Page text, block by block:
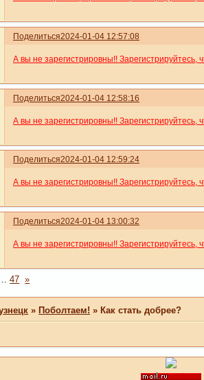
Поделиться2024-01-04 12:57:08
А вы не зарегистрировны!! Зарегистрируйтесь,
Поделиться2024-01-04 12:58:16
А вы не зарегистрировны!! Зарегистрируйтесь,
Поделиться2024-01-04 12:59:24
А вы не зарегистрировны!! Зарегистрируйтесь,
Поделиться2024-01-04 13:00:32
А вы не зарегистрировны!! Зарегистрируйтесь,
47 »
»Поболтаем! »Как стать добрее?